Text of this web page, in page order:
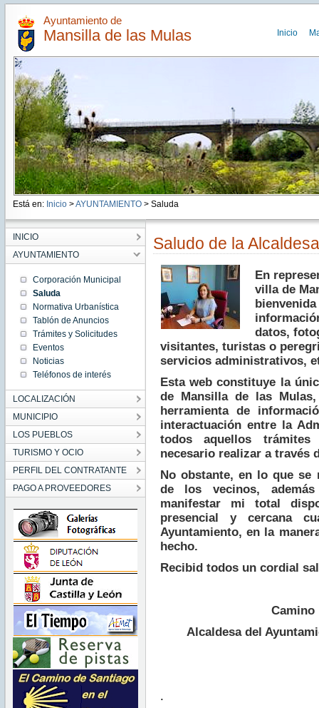
Ayuntamiento de
Mansilla de las Mulas Inicio
Está en: Inicio >AYUNTAMIENTO> Saluda
INICIO
AYUNTAMIENTO
Corporación Municipal
Saluda
Normativa Urbanística
Tablón de Anuncios
Trámites y Solicitudes
Eventos
Noticias
Teléfonos de interés
LOCALIZACIÓN
MUNICIPIO
LOS PUEBLOS
TURISMO Y OCIO
PERFIL DEL CONTRATANTE
PAGO A PROVEEDORES
Saludo de la Alcaldesa
En
villa de
datos,
visitantes, turistas o
servicios administrativos,
Esta web constituye la
de Mansilla de las
herramienta de
interactuación entre la
todos aquellos
necesario realizar a través
No obstante, en lo que se
de los vecinos,
manifestar mi total
presencial y cercana
Ayuntamiento, en la
hecho.
Recibid todos un cordial
Camino
Alcaldesa del
.